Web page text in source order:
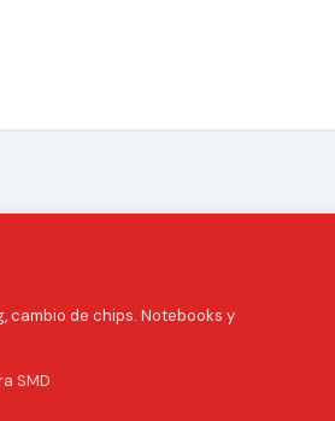
cambio de chips. Notebooks y
SMD